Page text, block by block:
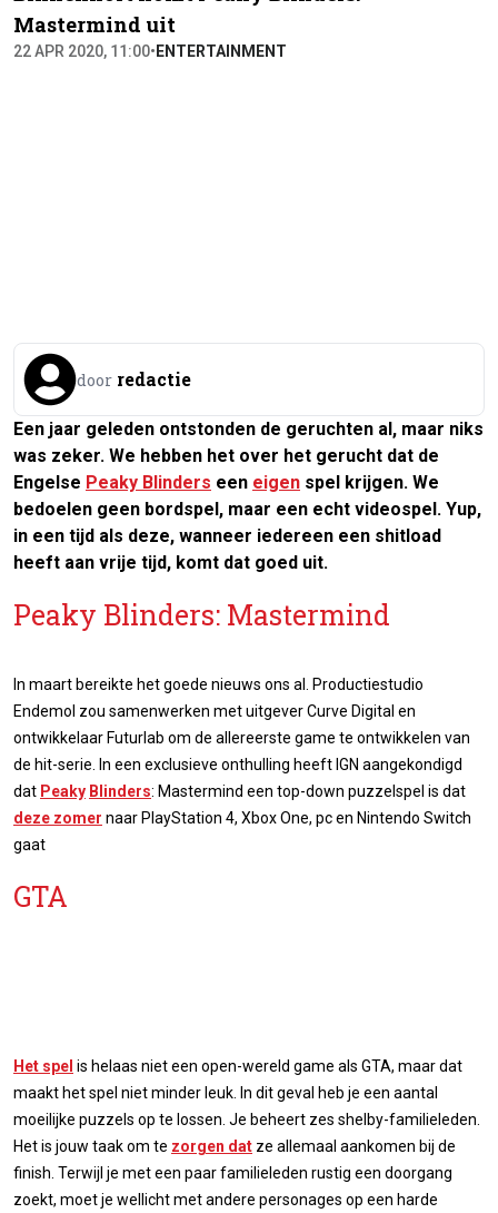
Mastermind uit
22 APR 2020, 11:00• ENTERTAINMENT
door redactie
Een jaar geleden ontstonden de geruchten al, maar niks
was zeker. We hebben het over het gerucht dat de
Engelse Peaky Blinders een eigen spel krijgen. We
bedoelen geen bordspel, maar een echt videospel. Yup,
in een tijd als deze, wanneer iedereen een shitload
heeft aan vrije tijd, komt dat goed uit.
Peaky Blinders: Mastermind
In maart bereikte het goede nieuws ons al. Productiestudio
Endemol zou samenwerken met uitgever Curve Digital en
ontwikkelaar Futurlab om de allereerste game te ontwikkelen van
de hit-serie. In een exclusieve onthulling heeft IGN aangekondigd
dat Peaky Blinders: Mastermind een top-down puzzelspel is dat
deze zomer naar PlayStation 4, Xbox One, pc en Nintendo Switch
gaat
GTA
Het spel is helaas niet een open-wereld game als GTA, maar dat
maakt het spel niet minder leuk. In dit geval heb je een aantal
moeilijke puzzels op te lossen. Je beheert zes shelby-familieleden.
Het is jouw taak om te zorgen dat ze allemaal aankomen bij de
finish. Terwijl je met een paar familieleden rustig een doorgang
zoekt, moet je wellicht met andere personages op een harde